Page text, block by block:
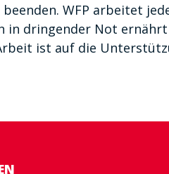
WFP arbeitet
in dringender Not
ist auf die